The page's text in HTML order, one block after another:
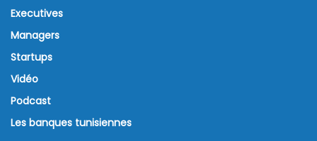
Executives
Managers
Startups
Vidéo
Podcast
Les banques tunisiennes